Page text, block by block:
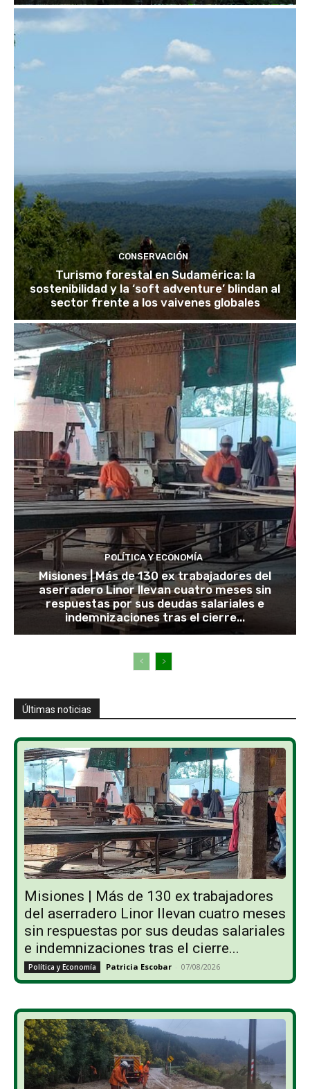
CONSERVACIÓN
Turismo forestal en Sudamérica: la
sostenibilidad y la ‘soft adventure’ blindan al
sector frente a los vaivenes globales
POLÍTICA Y ECONOMÍA
Misiones | Más de 130 ex trabajadores del
aserradero Linor llevan cuatro meses sin
respuestas por sus deudas salariales e
indemnizaciones tras el cierre...
Últimas noticias
Misiones | Más de 130 ex trabajadores
del aserradero Linor llevan cuatro meses
sin respuestas por sus deudas salariales
e indemnizaciones tras el cierre...
Política y Economía Patricia Escobar - 07/08/2026